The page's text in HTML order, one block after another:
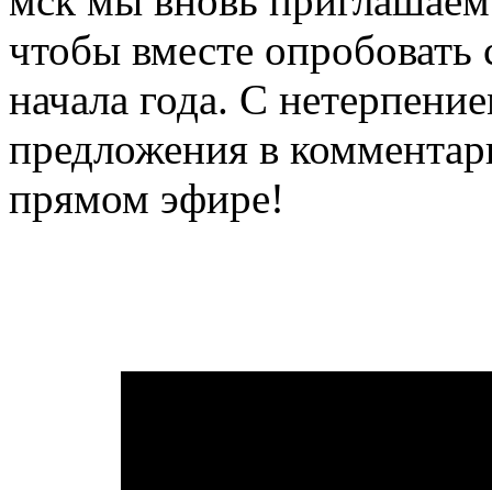
чтобы вместе
начала года. С
предложения в
прямом эфире!